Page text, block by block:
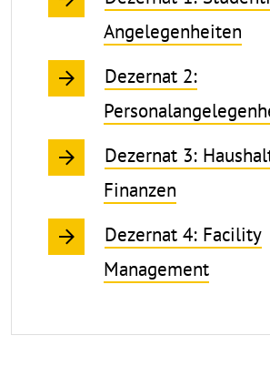
Angelegenheiten
Dezernat 2:
Dezernat 3:
Finanzen
Dezernat 4: Facility
Management